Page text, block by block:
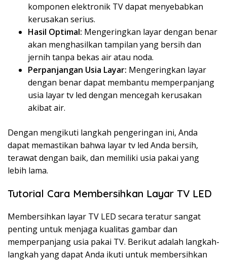
komponen elektronik TV dapat menyebabkan
kerusakan serius.
Hasil Optimal: Mengeringkan layar dengan benar
akan menghasilkan tampilan yang bersih dan
jernih tanpa bekas air atau noda.
Perpanjangan Usia Layar: Mengeringkan layar
dengan benar dapat membantu memperpanjang
usia layar tv led dengan mencegah kerusakan
akibat air.
Dengan mengikuti langkah pengeringan ini, Anda
dapat memastikan bahwa layar tv led Anda bersih,
terawat dengan baik, dan memiliki usia pakai yang
lebih lama.
Tutorial Cara Membersihkan Layar TV LED
Membersihkan layar TV LED secara teratur sangat
penting untuk menjaga kualitas gambar dan
memperpanjang usia pakai TV. Berikut adalah langkah-
langkah yang dapat Anda ikuti untuk membersihkan